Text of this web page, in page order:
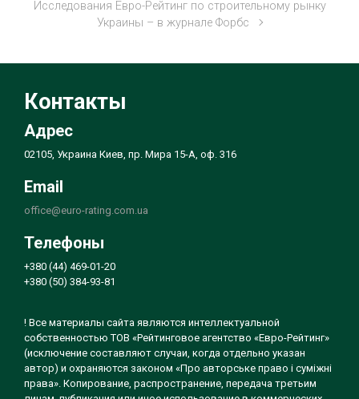
Исследования Евро-Рейтинг по строительному рынку
Украины – в журнале Форбс
Контакты
Адрес
02105, Украина Киев, пр. Мира 15-А, оф. 316
Email
office@euro-rating.com.ua
Телефоны
+380 (44) 469-01-20
+380 (50) 384-93-81
! Все материалы сайта являются интеллектуальной
собственностью ТОВ «Рейтинговое агентство «Евро-Рейтинг»
(исключение составляют случаи, когда отдельно указан
автор) и охраняются законом «Про авторське право і суміжні
права». Копирование, распространение, передача третьим